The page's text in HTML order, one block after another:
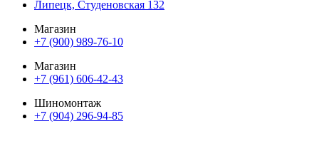
Липецк, Студеновская 132
Магазин
+7 (900) 989-76-10
Магазин
+7 (961) 606-42-43
Шиномонтаж
+7 (904) 296-94-85